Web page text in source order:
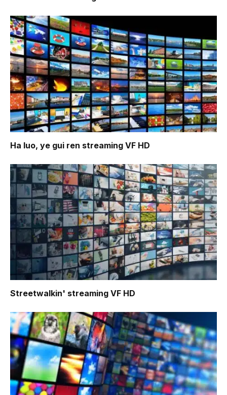
Ha luo, ye gui ren streaming VF HD
Streetwalkin' streaming VF HD